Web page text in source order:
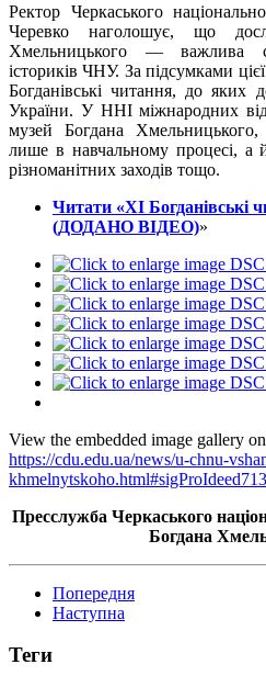
Ректор Черкаського
Черевко наголошує, що
Хмельницького — важлива
істориків ЧНУ. За підсумками
Богданівські читання, до яких
України. У ННІ міжнародних
музей Богдана
лише в навчальному процесі, а
різноманітних заходів тощо.
Читати «ХІ
(ДОДАНО ВІДЕО)»
View the embedded image gallery
https://cdu.edu.ua/news/u-chnu-
Пресслужба Черкаського
Богдана
Попередня
Наступна
Теги